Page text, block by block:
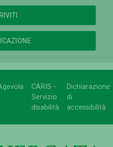
CARIS -
Servizio
disabilità
Dichiarazione
di
accessibilità